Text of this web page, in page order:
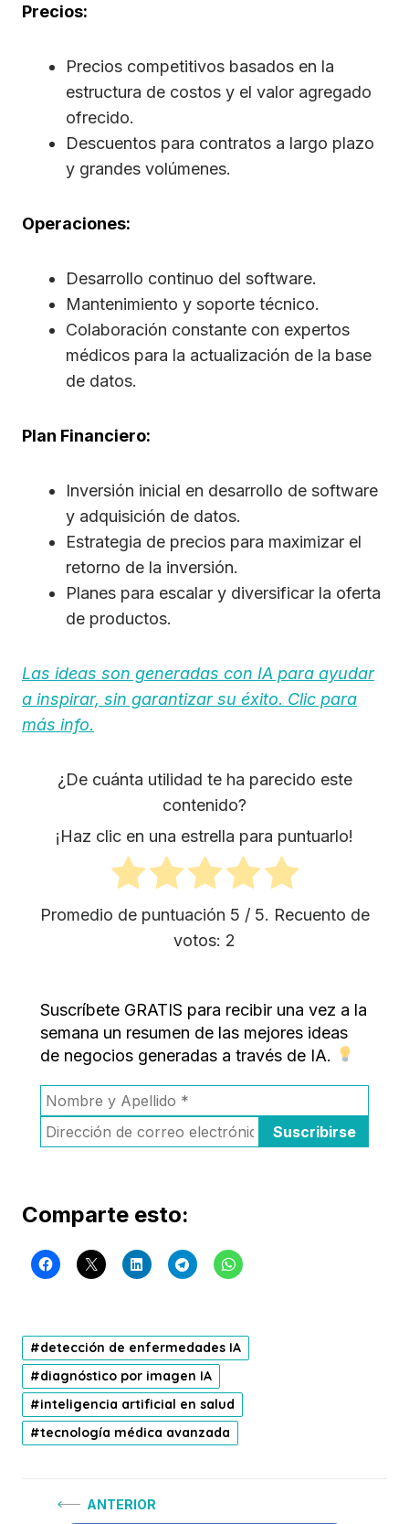
Precios:
Precios competitivos basados en la
estructura de costos y el valor agregado
ofrecido.
Descuentos para contratos a largo plazo
y grandes volúmenes.
Operaciones:
Desarrollo continuo del software.
Mantenimiento y soporte técnico.
Colaboración constante con expertos
médicos para la actualización de la base
de datos.
Plan Financiero:
Inversión inicial en desarrollo de software
y adquisición de datos.
Estrategia de precios para maximizar el
retorno de la inversión.
Planes para escalar y diversificar la oferta
de productos.
Las ideas son generadas con IA para ayudar
a inspirar, sin garantizar su éxito. Clic para
más info.
¿De cuánta utilidad te ha parecido este
contenido?
¡Haz clic en una estrella para puntuarlo!
Promedio de puntuación 5 / 5. Recuento de
votos: 2
Suscríbete GRATIS para recibir una vez a la
semana un resumen de las mejores ideas
de negocios generadas a través de IA.
Comparte esto:
detección de enfermedades IA
diagnóstico por imagen IA
inteligencia artificial en salud
tecnología médica avanzada
Navegación
ANTERIOR
Anterior: